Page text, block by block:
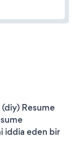
Resume
iddia eden bir